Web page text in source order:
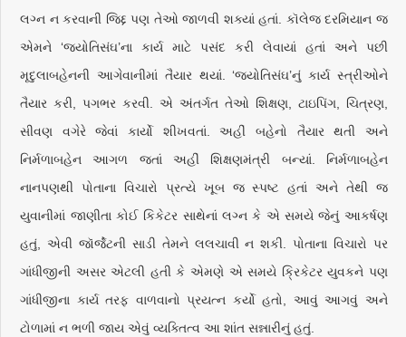
લગ્ન ન કરવાની જિદ્દ પણ તેઓ જાળવી શક્યાં હતાં. કૉલેજ દરમિયાન જ
એમને ‘જ્યોતિસંઘ’ના કાર્ય માટે પસંદ કરી લેવાયાં હતાં અને પછી
મૃદુલાબહેનની આગેવાનીમાં તૈયાર થયાં. ‘જ્યોતિસંઘ’નું કાર્ય સ્ત્રીઓને
તૈયાર કરી, પગભર કરવી. એ અંતર્ગત તેઓ શિક્ષણ, ટાઇપિંગ, ચિત્રણ,
સીવણ વગેરે જેવાં કાર્યો શીખવતાં. અહીં બહેનો તૈયાર થતી અને
નિર્મળાબહેન આગળ જતાં અહીં શિક્ષણમંત્રી બન્યાં. નિર્મળાબહેન
નાનપણથી પોતાના વિચારો પ્રત્યે ખૂબ જ સ્પષ્ટ હતાં અને તેથી જ
યુવાનીમાં જાણીતા કોઈ કિકેટર સાથેનાં લગ્ન કે એ સમયે જેનું આકર્ષણ
હતું, એવી જૉર્જેટની સાડી તેમને લલચાવી ન શકી. પોતાના વિચારો પર
ગાંધીજીની અસર એટલી હતી કે એમણે એ સમયે ક્રિકેટર યુવકને પણ
ગાંધીજીના કાર્ય તરફ વાળવાનો પ્રયત્ન કર્યો હતો, આવું આગવું અને
ટોળામાં ન ભળી જાય એવું વ્યક્તિત્વ આ શાંત સન્નારીનું હતું.